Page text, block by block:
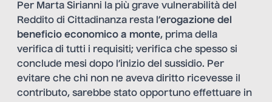
Per Marta Sirianni la più grave vulnerabilità del
Reddito di Cittadinanza resta l’erogazione del
beneficio economico a monte, prima della
verifica di tutti i requisiti; verifica che spesso si
conclude mesi dopo l’inizio del sussidio. Per
evitare che chi non ne aveva diritto ricevesse il
contributo, sarebbe stato opportuno effettuare in